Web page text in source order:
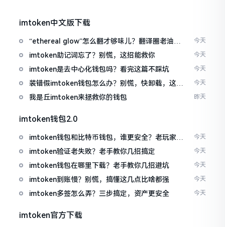
imtoken中文版下载
“ethereal glow”怎么翻才够味儿？翻译圈老油条
的私房话
今天
imtoken助记词忘了？别慌，这招能救你 今天
imtoken是去中心化钱包吗？看完这篇不踩坑 今天
装错假imtoken钱包怎么办？别慌，快卸载，这几
招能救急
今天
我是丘imtoken来拯救你的钱包 昨天
imtoken钱包2.0
imtoken钱包和比特币钱包，谁更安全？老玩家来
聊聊
今天
imtoken验证老失败？老手教你几招搞定 今天
imtoken钱包在哪里下载？老手教你几招避坑 今天
imtoken到账慢？别慌，搞懂这几点比啥都强 今天
imtoken多签怎么弄？三步搞定，资产更安全 今天
imtoken官方下载